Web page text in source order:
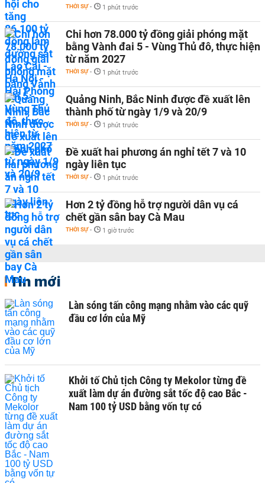
THỜI SỰ - 1 phút trước
Chi hơn 78.000 tỷ đồng giải phóng mặt
bằng Vành đai 5 - Vùng Thủ đô, thực hiện
từ năm 2027
THỜI SỰ - 1 phút trước
Quảng Ninh, Bắc Ninh được đề xuất lên
thành phố từ ngày 1/9 và 20/9
THỜI SỰ - 1 phút trước
Đề xuất hai phương án nghỉ tết 7 và 10
ngày liên tục
THỜI SỰ - 1 phút trước
Hơn 2 tỷ đồng hỗ trợ người dân vụ cá
chết gần sân bay Cà Mau
THỜI SỰ - 1 giờ trước
Tin mới
Làn sóng tấn công mạng nhằm vào các quỹ
đầu cơ lớn của Mỹ
Khởi tố Chủ tịch Công ty Mekolor từng đề
xuất làm dự án đường sắt tốc độ cao Bắc -
Nam 100 tỷ USD bằng vốn tự có